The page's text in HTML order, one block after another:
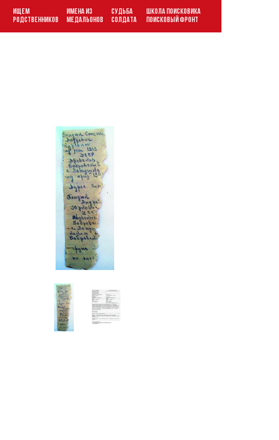
ИЩЕМ
РОДСТВЕННИКОВ
ИМЕНА ИЗ
МЕДАЛЬОНОВ
СУДЬБА
СОЛДАТА
ШКОЛА ПОИСКОВИКА
ПОИСКОВЫЙ ФРОНТ